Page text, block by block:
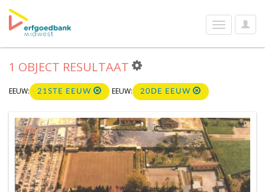
User
Toggle
navigation
1 OBJECT RESULTAAT
EEUW: 21STE EEUW EEUW: 20DE EEUW